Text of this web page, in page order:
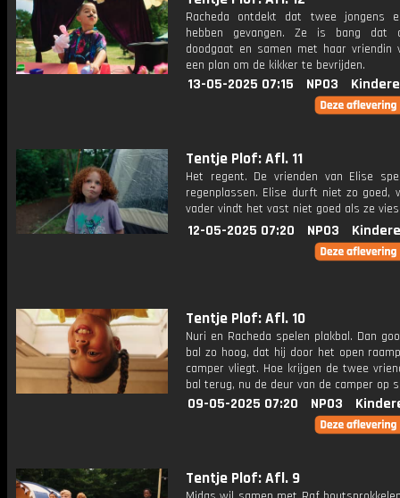
Racheda ontdekt dat twee jongens
hebben gevangen. Ze is bang dat
doodgaat en samen met haar vriendin
een plan om de kikker te bevrijden.
13-05-2025 07:15 NPO3
Tentje Plof: Afl. 11
Het regent. De vrienden van Elise
regenplassen. Elise durft niet zo goed,
vader vindt het vast niet goed als ze
12-05-2025 07:20 NPO3
Tentje Plof: Afl. 10
Nuri en Racheda spelen plakbal. Dan
bal zo hoog, dat hij door het open
camper vliegt. Hoe krijgen de twee
bal terug, nu de deur van de camper op
09-05-2025 07:20 NPO3
Tentje Plof: Afl. 9